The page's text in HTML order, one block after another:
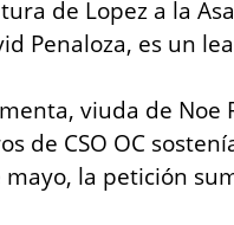
de Lopez a la
Penaloza, es un
viuda de Noe
de CSO OC
mayo, la petición